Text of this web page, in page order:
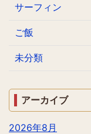
サーフィン
ご飯
未分類
アーカイブ
2026年8月